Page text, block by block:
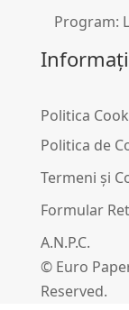
Program:
Politica
Politica de
Termeni și
Formular
A.N.P.C.
© Euro
Reserved.